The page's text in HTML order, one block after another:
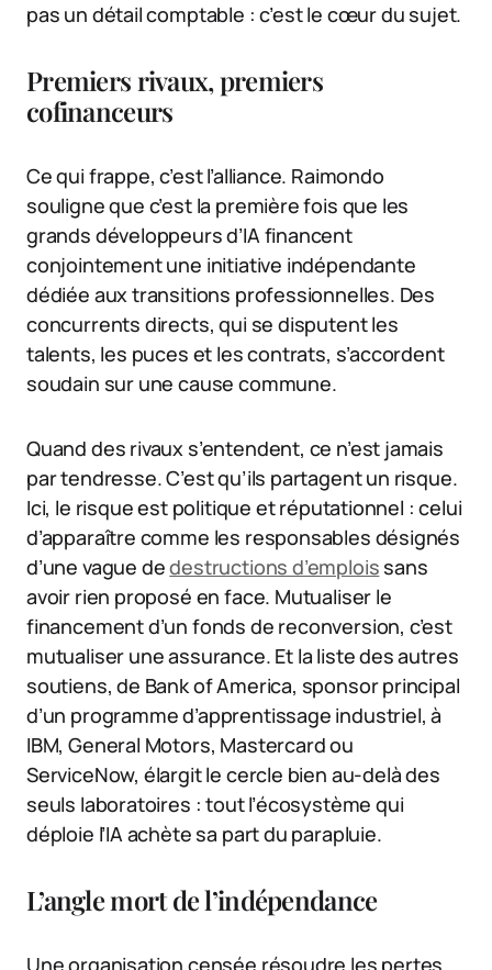
pas un détail comptable : c’est le cœur du sujet.
Premiers rivaux, premiers
cofinanceurs
Ce qui frappe, c’est l’alliance. Raimondo
souligne que c’est la première fois que les
grands développeurs d’IA financent
conjointement une initiative indépendante
dédiée aux transitions professionnelles. Des
concurrents directs, qui se disputent les
talents, les puces et les contrats, s’accordent
soudain sur une cause commune.
Quand des rivaux s’entendent, ce n’est jamais
par tendresse. C’est qu’ils partagent un risque.
Ici, le risque est politique et réputationnel : celui
d’apparaître comme les responsables désignés
d’une vague dedestructions d’emploissans
avoir rien proposé en face. Mutualiser le
financement d’un fonds de reconversion, c’est
mutualiser une assurance. Et la liste des autres
soutiens, de Bank of America, sponsor principal
d’un programme d’apprentissage industriel, à
IBM, General Motors, Mastercard ou
ServiceNow, élargit le cercle bien au-delà des
seuls laboratoires : tout l’écosystème qui
déploie l’IA achète sa part du parapluie.
L’angle mort de l’indépendance